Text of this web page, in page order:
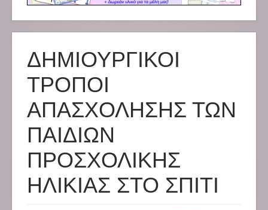
ΔΗΜΙΟΥΡΓΙΚΟΙ
ΤΡΟΠΟΙ
ΑΠΑΣΧΟΛΗΣΗΣ ΤΩΝ
ΠΑΙΔΙΩΝ
ΠΡΟΣΧΟΛΙΚΗΣ
ΗΛΙΚΙΑΣ ΣΤΟ ΣΠΙΤΙ